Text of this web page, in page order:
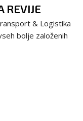
REVIJE
& Logistika
bolje založenih